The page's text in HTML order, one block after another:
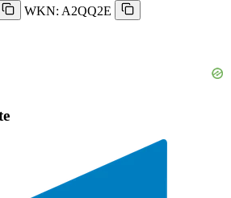
WKN: A2QQ2E